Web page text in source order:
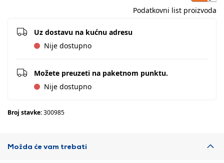
Podatkovni list proizvoda
Uz dostavu na kućnu adresu
Nije dostupno
Možete preuzeti na paketnom punktu.
Nije dostupno
Broj stavke:300985
Možda će vam trebati